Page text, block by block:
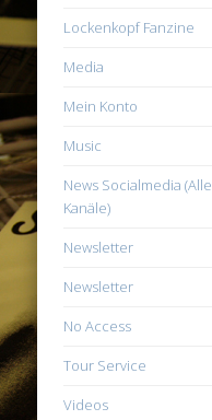
Lockenkopf Fanzine
Media
Mein Konto
Music
News Socialmedia (Alle
Kanäle)
Newsletter
Newsletter
No Access
Tour Service
Videos